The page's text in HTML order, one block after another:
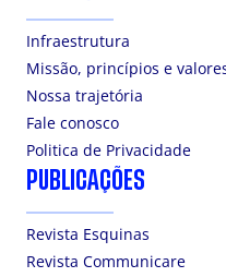
Infraestrutura
Missão, princípios e
Nossa trajetória
Fale conosco
Politica de Privacidade
PUBLICAÇÕES
Revista Esquinas
Revista Communicare